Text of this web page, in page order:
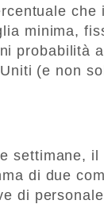
che
minima,
probabilità
(e non
settimane,
di due
di